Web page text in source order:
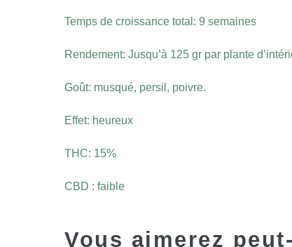
Temps de croissance total: 9 semaines
Rendement: Jusqu’à 125 gr par plante
Goût: musqué, persil, poivre.
Effet: heureux
THC: 15%
CBD : faible
Vous aimerez